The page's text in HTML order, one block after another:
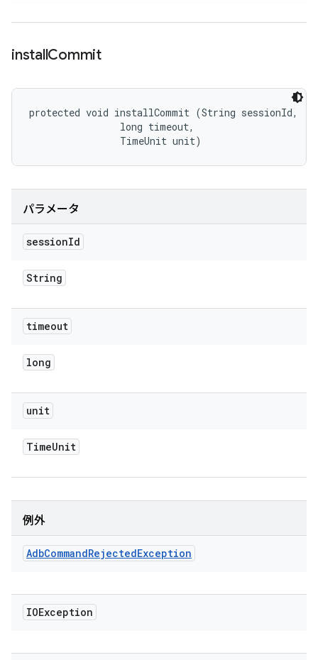
installCommit
protected void installCommit (String sessionId,
                long timeout,
                TimeUnit unit)
パラメータ
sessionId
String
timeout
long
unit
TimeUnit
例外
AdbCommandRejectedException
IOException